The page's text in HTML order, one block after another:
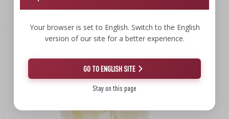
42,32 EUR/st.
Aanbieding!(-16%)
Your browser is set to English. Switch to the English
version of our site for a better experience.
GO TO ENGLISH SITE
Stay on this page